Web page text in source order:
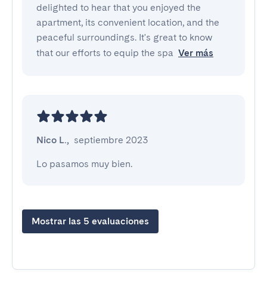
delighted to hear that you enjoyed the
apartment, its convenient location, and the
peaceful surroundings. It's great to know
that our efforts to equip the spa Ver más
Nico L., septiembre 2023
Lo pasamos muy bien.
Mostrar las 5 evaluaciones